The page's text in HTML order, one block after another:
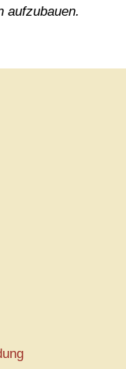
aufzubauen.